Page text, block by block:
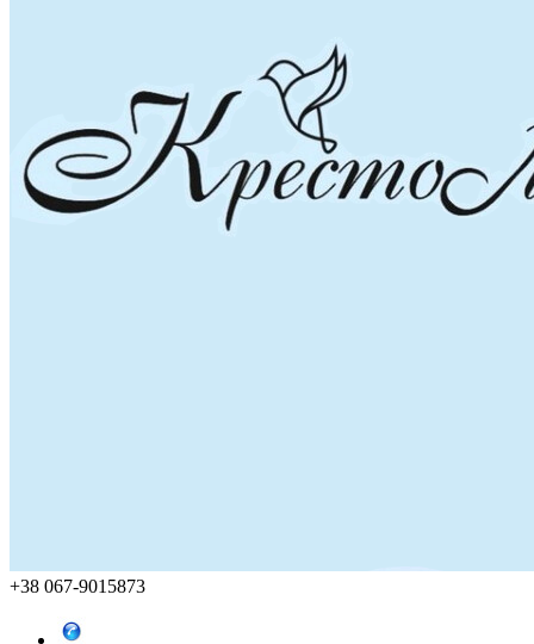
+38 067-9015873